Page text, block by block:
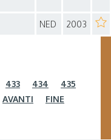
NED 2003
433 434
435
AVANTI FINE